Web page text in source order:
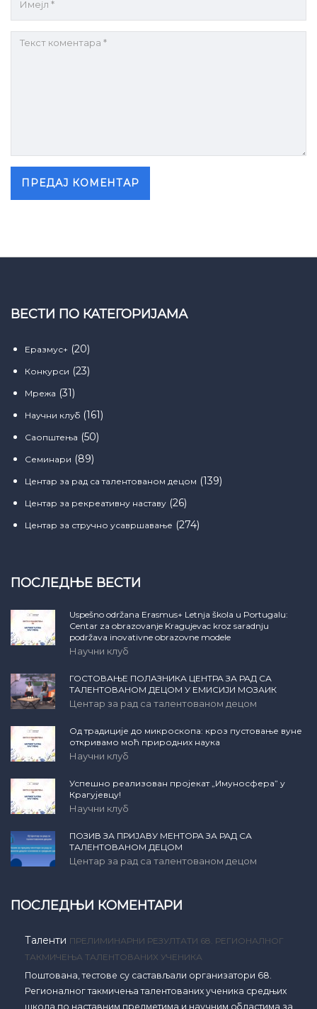
ВЕСТИ ПО КАТЕГОРИЈАМА
Еразмус+ (20)
Конкурси (23)
Мрежа (31)
Научни клуб (161)
Саопштења (50)
Семинари (89)
Центар за рад са талентованом децом (139)
Центар за рекреативну наставу (26)
Центар за стручно усавршавање (274)
ПОСЛЕДЊЕ ВЕСТИ
Uspešno održana Erasmus+ Letnja škola u Portugalu:
Centar za obrazovanje Kragujevac kroz saradnju
podržava inovativne obrazovne modele
Научни клуб
ГОСТОВАЊЕ ПОЛАЗНИКА ЦЕНТРА ЗА РАД СА
ТАЛЕНТОВАНОМ ДЕЦОМ У ЕМИСИЈИ МОЗАИК
Центар за рад са талентованом децом
Од традиције до микроскопа: кроз пустовање вуне
откривамо моћ природних наука
Научни клуб
Успешно реализован пројекат „Имуносфера” у
Крагујевцу!
Научни клуб
ПОЗИВ ЗА ПРИЈАВУ МЕНТОРА ЗА РАД СА
ТАЛЕНТОВАНОМ ДЕЦОМ
Центар за рад са талентованом децом
ПОСЛЕДЊИ КОМЕНТАРИ
Таленти ПРЕЛИМИНАРНИ РЕЗУЛТАТИ 68. РЕГИОНАЛНОГ
ТАКМИЧЕЊА ТАЛЕНТОВАНИХ УЧЕНИКА
Поштована, тестове су састављали организатори 68.
Регионалног такмичења талентованих ученика средњих
школа по наставним предметима и научним областима за